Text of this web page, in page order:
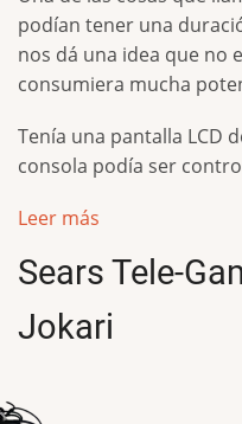
podían tener una
nos dá una idea que no
consumiera mucha
Tenía una pantalla LCD
consola podía ser
Leer más
Sears Tele-
Jokari